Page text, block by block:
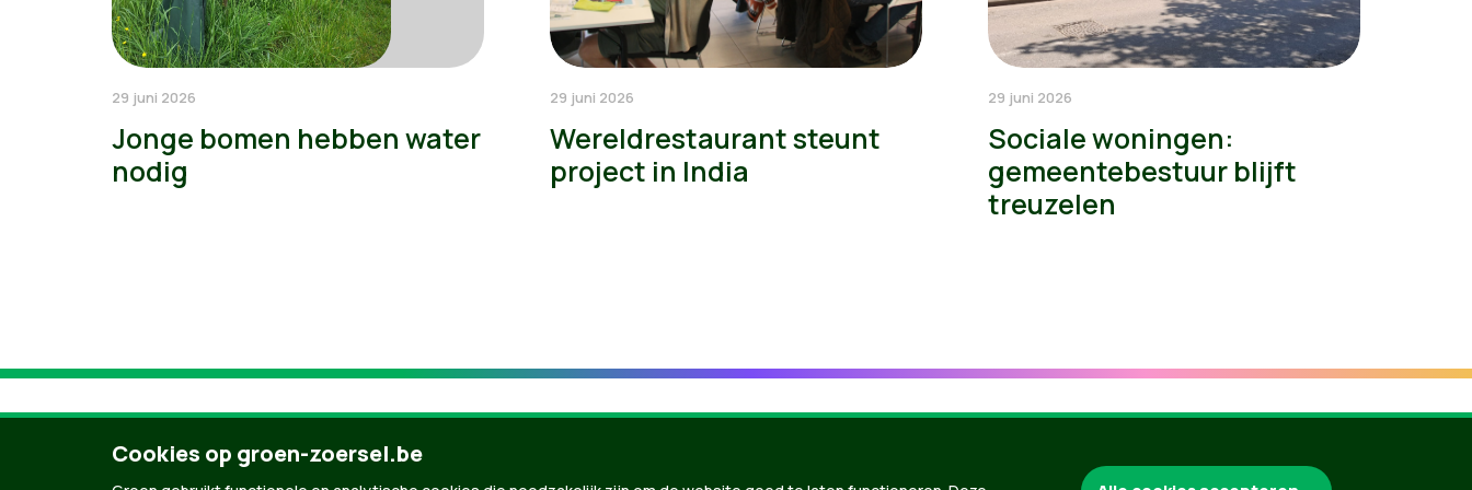
29 juni 2026
Jonge bomen hebben water
nodig
29 juni 2026
Wereldrestaurant steunt
project in India
29 juni 2026
Sociale woningen:
gemeentebestuur blijft
treuzelen
Cookies op groen-zoersel.be